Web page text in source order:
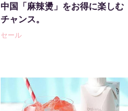
中国「麻辣燙」をお得に楽しむ
チャンス。
セール